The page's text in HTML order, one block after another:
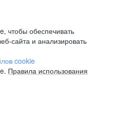
чтобы обеспечивать
сайта и анализировать
cookie
Правила использования